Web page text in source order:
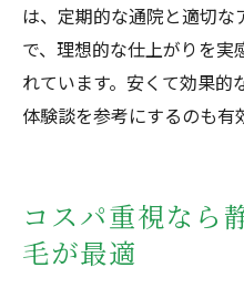
痛みが少ない静岡市
静岡市で痛みの
方
メンズ脱毛静岡
麻酔クリーム対
説
静岡メンズ脱毛
は、定期的な通院と適切な
で、理想的な仕上がりを実
れています。安くて効果的
体験談を参考にするのも有
コスパ重視なら
毛が最適